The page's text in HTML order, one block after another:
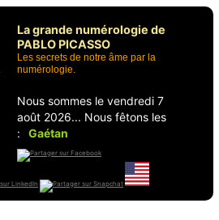
La grande numérologie de
PABLO PICASSO
Les secrets de notre âme par la
numérologie.
Nous sommes le vendredi 7
août 2026... Nous fêtons les
:
Gaétan